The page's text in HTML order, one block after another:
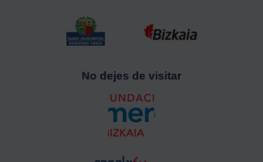
No dejes de visitar